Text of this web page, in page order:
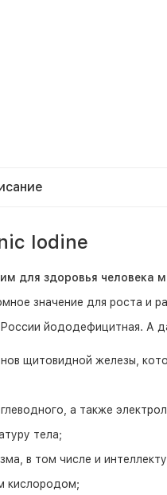
Iodine
для здоровья человека
значение для роста и
йододефицитная. А
щитовидной железы,
а также
тела;
в том числе и
кислородом;